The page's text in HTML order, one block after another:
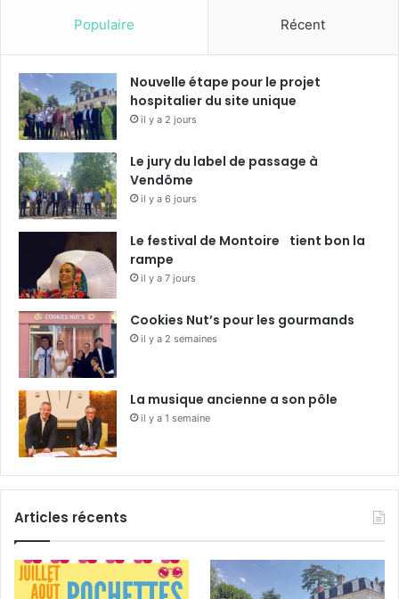
Populaire Récent
Nouvelle étape pour le projet
hospitalier du site unique
il y a 2 jours
Le jury du label de passage à
Vendôme
il y a 6 jours
Le festival de Montoire tient bon la
rampe
il y a 7 jours
Cookies Nut’s pour les gourmands
il y a 2 semaines
La musique ancienne a son pôle
il y a 1 semaine
Articles récents